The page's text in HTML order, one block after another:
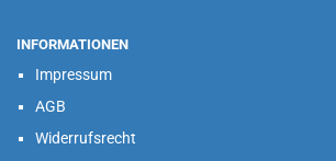
INFORMATIONEN
Impressum
AGB
Widerrufsrecht